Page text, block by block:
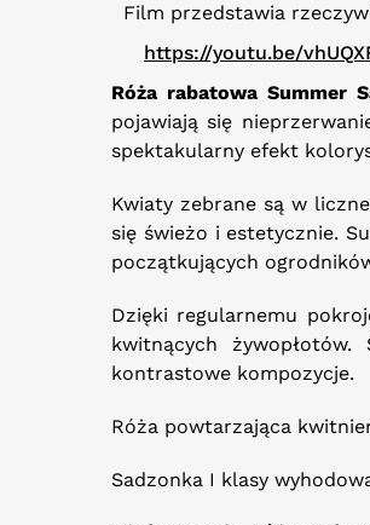
Film przedstawia
https://youtu.be/
Róża rabatowa Summer
pojawiają się
spektakularny efekt
Kwiaty zebrane są w
się świeżo i estetycznie.
początkujących
Dzięki regularnemu
kwitnących
kontrastowe kompozycje.
Róża powtarzająca
Sadzonka I klasy